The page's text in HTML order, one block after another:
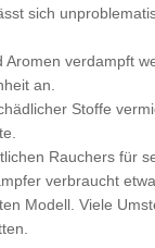
sich
verdampft
an.
Stoffe
Rauchers für
verbraucht
Modell. Viele